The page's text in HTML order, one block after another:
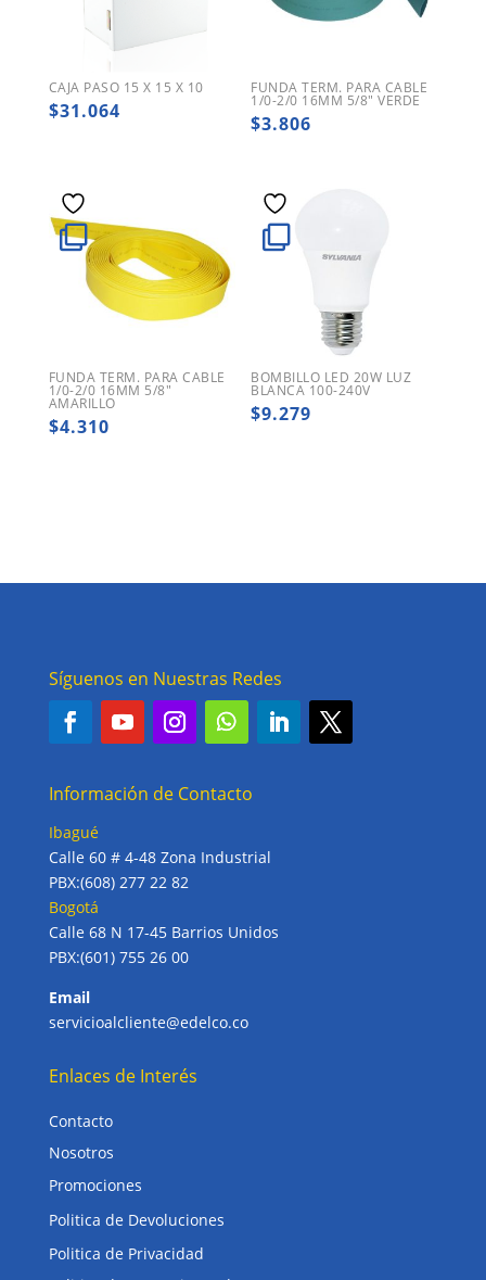
CAJA PASO 15 X 15 X 10
$31.064
FUNDA TERM. PARA CABLE
1/0-2/0 16MM 5/8″ VERDE
$3.806
FUNDA TERM. PARA CABLE
1/0-2/0 16MM 5/8″
AMARILLO
$4.310
BOMBILLO LED 20W LUZ
BLANCA 100-240V
$9.279
Síguenos en Nuestras Redes
Información de Contacto
Ibagué
Calle 60 # 4-48 Zona Industrial
PBX:(608) 277 22 82
Bogotá
Calle 68 N 17-45 Barrios Unidos
PBX:(601) 755 26 00
Email
servicioalcliente@edelco.co
Enlaces de Interés
Contacto
Nosotros
Promociones
Politica de Devoluciones
Politica de Privacidad